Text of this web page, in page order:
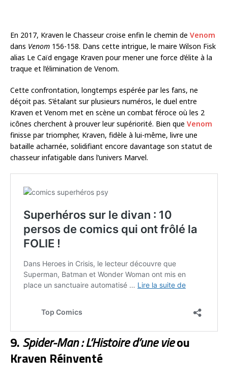
En 2017, Kraven le Chasseur croise enfin le chemin de Venom
dans Venom 156-158. Dans cette intrigue, le maire Wilson Fisk
alias Le Caïd engage Kraven pour mener une force d’élite à la
traque et l’élimination de Venom.
Cette confrontation, longtemps espérée par les fans, ne
déçoit pas. S’étalant sur plusieurs numéros, le duel entre
Kraven et Venom met en scène un combat féroce où les 2
icônes cherchent à prouver leur supériorité. Bien que Venom
finisse par triompher, Kraven, fidèle à lui-même, livre une
bataille acharnée, solidifiant encore davantage son statut de
chasseur infatigable dans l’univers Marvel.
9.Spider-Man : L’Histoire d’une vieou
Kraven Réinventé